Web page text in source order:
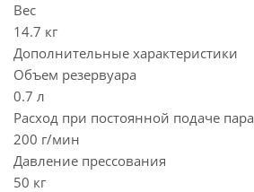
Вес
14.7 кг
Дополнительные характеристики
Объем резервуара
0.7 л
Расход при постоянной подаче пара
200 г/мин
Давление прессования
50 кг